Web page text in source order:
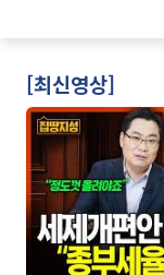
[최신영상]